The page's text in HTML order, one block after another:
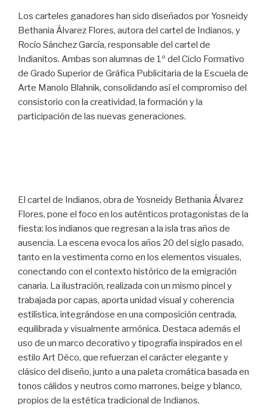
Los carteles ganadores han sido diseñados por Yosneidy
Bethania Álvarez Flores, autora del cartel de Indianos, y
Rocío Sánchez García, responsable del cartel de
Indianitos. Ambas son alumnas de 1º del Ciclo Formativo
de Grado Superior de Gráfica Publicitaria de la Escuela de
Arte Manolo Blahnik, consolidando así el compromiso del
consistorio con la creatividad, la formación y la
participación de las nuevas generaciones.
El cartel de Indianos, obra de Yosneidy Bethania Álvarez
Flores, pone el foco en los auténticos protagonistas de la
fiesta: los indianos que regresan a la isla tras años de
ausencia. La escena evoca los años 20 del siglo pasado,
tanto en la vestimenta como en los elementos visuales,
conectando con el contexto histórico de la emigración
canaria. La ilustración, realizada con un mismo pincel y
trabajada por capas, aporta unidad visual y coherencia
estilística, integrándose en una composición centrada,
equilibrada y visualmente armónica. Destaca además el
uso de un marco decorativo y tipografía inspirados en el
estilo Art Déco, que refuerzan el carácter elegante y
clásico del diseño, junto a una paleta cromática basada en
tonos cálidos y neutros como marrones, beige y blanco,
propios de la estética tradicional de Indianos.